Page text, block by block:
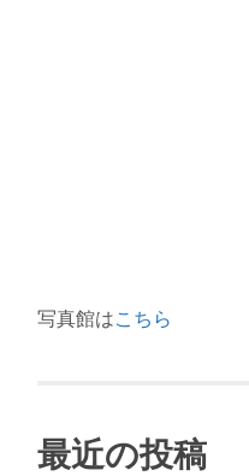
写真館はこちら
最近の投稿